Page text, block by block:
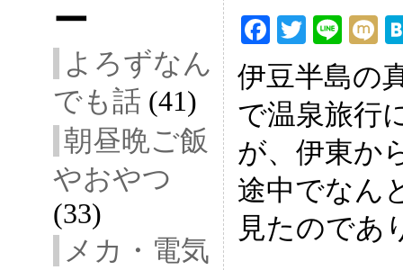
ー
よろずなん
でも話 (41)
朝昼晩ご飯
やおやつ
(33)
メカ・電気
F
ac
eb
oo
T
wi
tt
er
Li
ne
ix
i
伊豆半島の
で温泉旅行
が、伊東か
途中でなん
見たのであ